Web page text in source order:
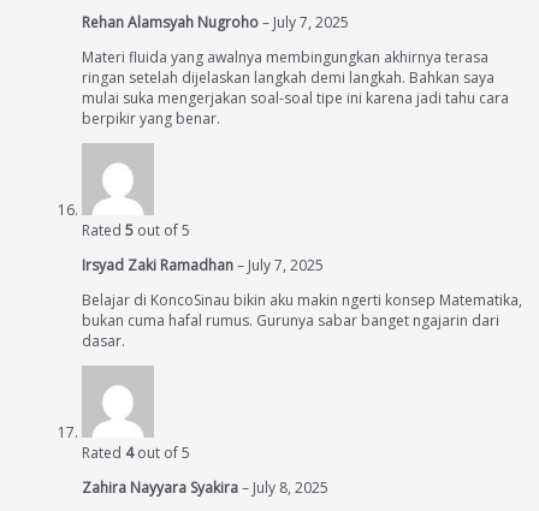
Rehan Alamsyah Nugroho– July 7, 2025
Materi fluida yang awalnya membingungkan akhirnya terasa
ringan setelah dijelaskan langkah demi langkah. Bahkan saya
mulai suka mengerjakan soal-soal tipe ini karena jadi tahu cara
berpikir yang benar.
Rated 5 out of 5
Irsyad Zaki Ramadhan– July 7, 2025
Belajar di KoncoSinau bikin aku makin ngerti konsep Matematika,
bukan cuma hafal rumus. Gurunya sabar banget ngajarin dari
dasar.
Rated 4out of 5
Zahira Nayyara Syakira– July 8, 2025